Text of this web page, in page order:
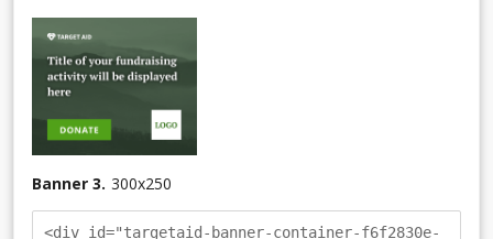
Banner 3. 300x250
<div id="targetaid-banner-container-f6f2830e-